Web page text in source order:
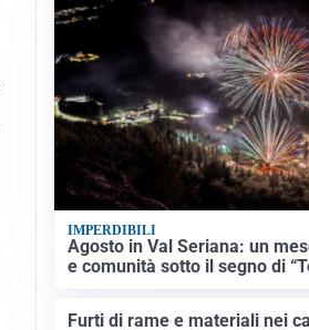
IMPERDIBILI
Agosto in Val Seriana: un
e comunità sotto il segno di
Furti di rame e materiali nei